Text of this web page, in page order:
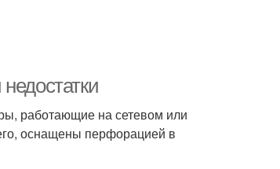
работающие на сетевом или
оснащены перфорацией в